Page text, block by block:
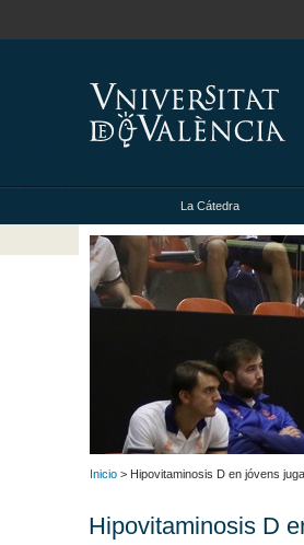
La Cátedra
Inicio > Hipovitaminosis D en jóvens
Hipovitaminosis D